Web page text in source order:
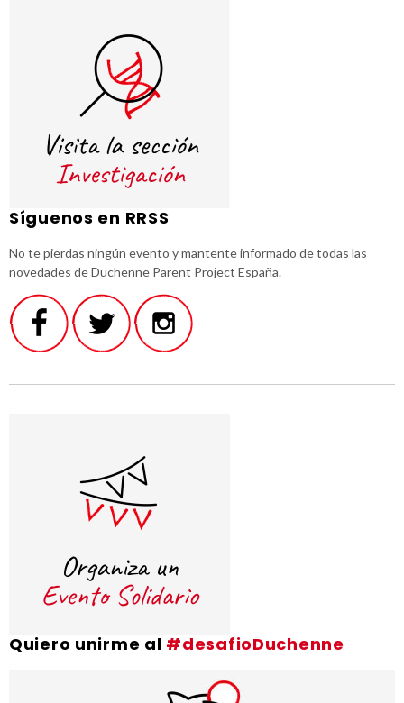
Síguenos en RRSS
No te pierdas ningún evento y mantente informado de todas las
novedades de Duchenne Parent Project España.
Quiero unirme al #desafioDuchenne